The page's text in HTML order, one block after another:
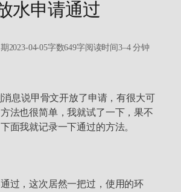
水申请通过
2023-04-05字数649字阅读时间3–4 分钟
息说甲骨文开放了申请，有很大可
法也很简单，我就试了一下，果不
面我就记录一下通过的方法。
过，这次居然一把过，使用的环